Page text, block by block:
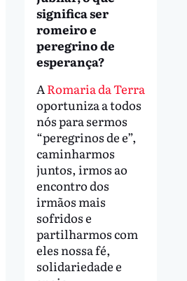
significa ser
romeiro e
peregrino de
esperança?
ARomaria da Terra
oportuniza a todos
nós para sermos
“peregrinos de e”,
caminharmos
juntos, irmos ao
encontro dos
irmãos mais
sofridos e
partilharmos com
eles nossa fé,
solidariedade e